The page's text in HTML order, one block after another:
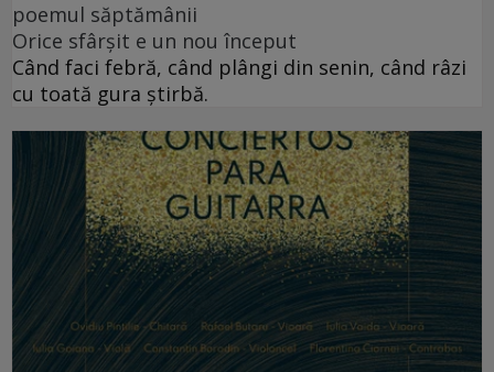
poemul săptămânii
Orice sfârșit e un nou început
Când faci febră, când plângi din senin, când râzi
cu toată gura știrbă.